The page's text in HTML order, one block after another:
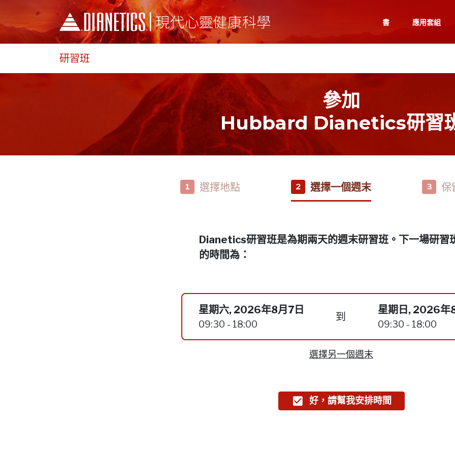
書 應用套組
研習班
參加
Hubbard Dianetics研習
1 選擇地點 2 選擇一個週末 3 保
Dianetics研習班是為期兩天的週末研習班。下一場研習
的時間為：
星期六, 2026年8月7日
09:30 - 18:00
到
星期日, 2026年
09:30 - 18:00
選擇另一個週末
好，請幫我安排時間